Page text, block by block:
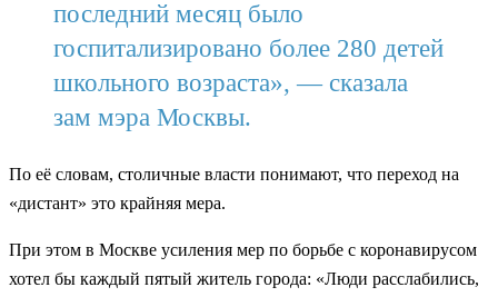
последний месяц было
госпитализировано более 280 детей
школьного возраста», — сказала
зам мэра Москвы.
По её словам, столичные власти понимают, что переход на
«дистант» это крайняя мера.
При этом в Москве усиления мер по борьбе с коронавирусом
хотел бы каждый пятый житель города: «Люди расслабились,